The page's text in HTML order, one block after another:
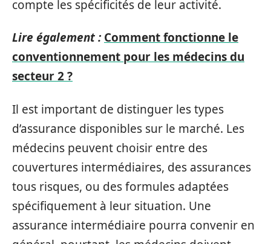
compte les spécificités de leur activité.
Lire également : Comment fonctionne le
conventionnement pour les médecins du
secteur 2 ?
Il est important de distinguer les types
d’assurance disponibles sur le marché. Les
médecins peuvent choisir entre des
couvertures intermédiaires, des assurances
tous risques, ou des formules adaptées
spécifiquement à leur situation. Une
assurance intermédiaire pourra convenir en